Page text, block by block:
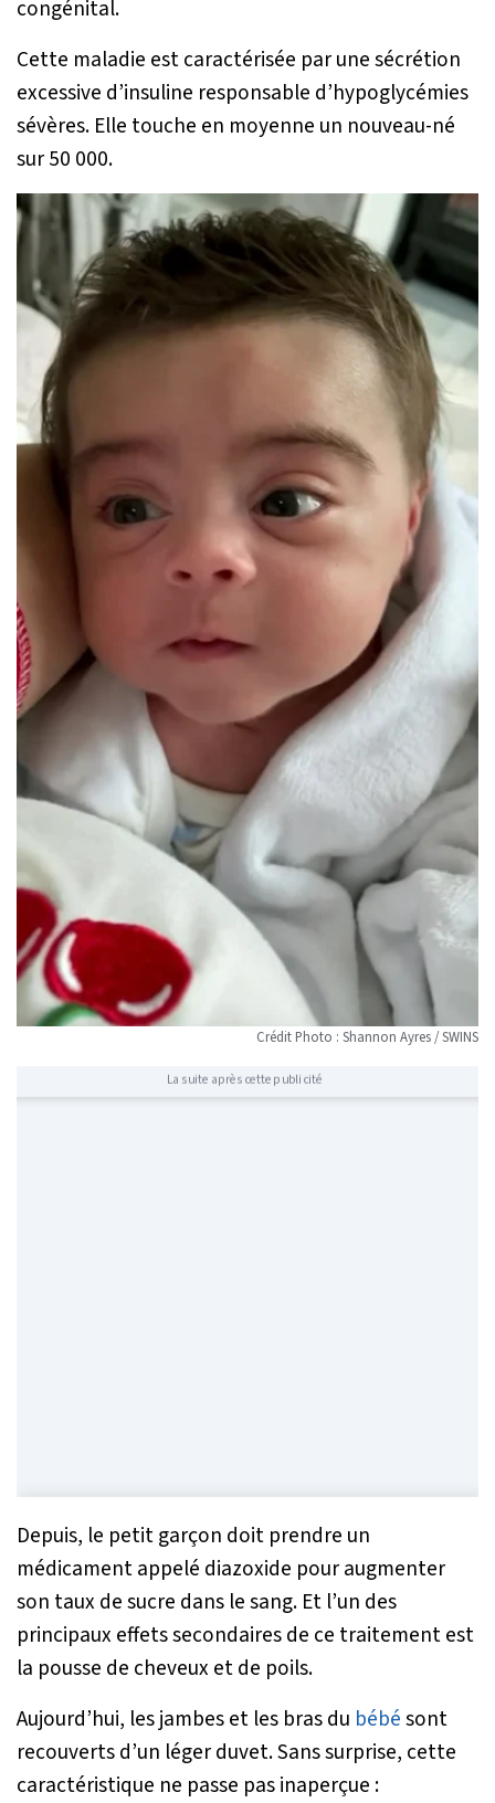
congénital.
Cette maladie est caractérisée par une sécrétion
excessive d’insuline responsable d’hypoglycémies
sévères. Elle touche en moyenne un nouveau-né
sur 50 000.
Crédit Photo : Shannon Ayres / SWINS
La suite après cette publicité
Depuis, le petit garçon doit prendre un
médicament appelé diazoxide pour augmenter
son taux de sucre dans le sang. Et l’un des
principaux effets secondaires de ce traitement est
la pousse de cheveux et de poils.
Aujourd’hui, les jambes et les bras du bébésont
recouverts d’un léger duvet. Sans surprise, cette
caractéristique ne passe pas inaperçue :